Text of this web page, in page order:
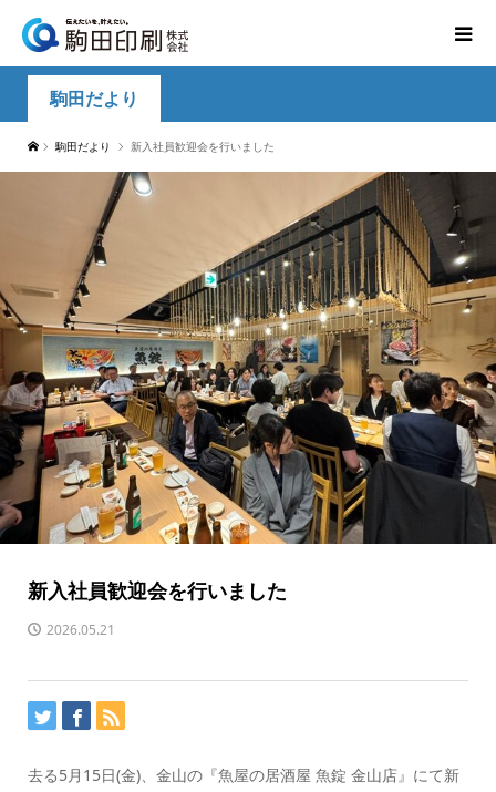
駒田だより
駒田だより 新入社員歓迎会を行いました
新入社員歓迎会を行いました
2026.05.21
去る5月15日(金)、金山の『魚屋の居酒屋 魚錠 金山店』にて新